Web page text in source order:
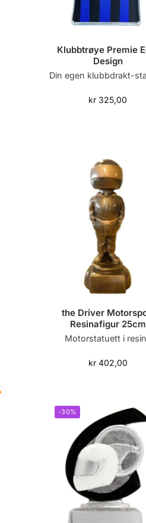
Klubbtrøye Premie
Design
Din egen klubbdrakt-
kr 325,00
the Driver
Resinafigur 25cm
Motorstatuett i
kr402,00
-30%